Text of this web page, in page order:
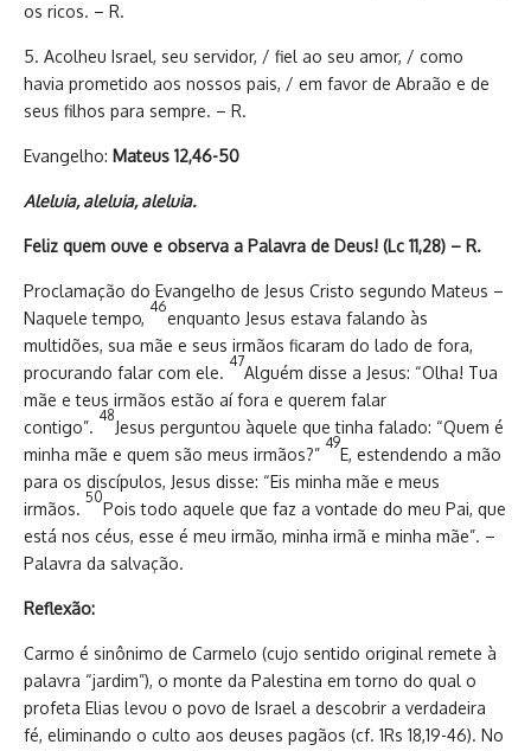
os ricos. – R.
5. Acolheu Israel, seu servidor, / fiel ao seu amor, / como
havia prometido aos nossos pais, / em favor de Abraão e de
seus filhos para sempre. – R.
Evangelho: Mateus 12,46-50
Aleluia, aleluia, aleluia.
Feliz quem ouve e observa a Palavra de Deus! (Lc 11,28) – R.
Proclamação do Evangelho de Jesus Cristo segundo Mateus –
Naquele tempo,
46
enquanto Jesus estava falando às
multidões, sua mãe e seus irmãos ficaram do lado de fora,
procurando falar com ele.
47
Alguém disse a Jesus: “Olha! Tua
mãe e teus irmãos estão aí fora e querem falar
contigo”.
48
Jesus perguntou àquele que tinha falado: “Quem é
minha mãe e quem são meus irmãos?”
49
E, estendendo a mão
para os discípulos, Jesus disse: “Eis minha mãe e meus
irmãos.
50
Pois todo aquele que faz a vontade do meu Pai, que
está nos céus, esse é meu irmão, minha irmã e minha mãe”. –
Palavra da salvação.
Reflexão:
Carmo é sinônimo de Carmelo (cujo sentido original remete à
palavra “jardim”), o monte da Palestina em torno do qual o
profeta Elias levou o povo de Israel a descobrir a verdadeira
fé, eliminando o culto aos deuses pagãos (cf. 1Rs 18,19-46). No